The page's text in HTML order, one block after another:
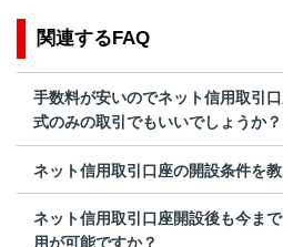
関連するFAQ
手数料が安いのでネット信用取引
式のみの取引でもいいでしょうか？
ネット信用取引口座の開設条件を教
ネット信用取引口座開設後も今ま
用が可能ですか？